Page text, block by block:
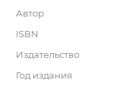
Автор
ISBN
Издательство
Год издания